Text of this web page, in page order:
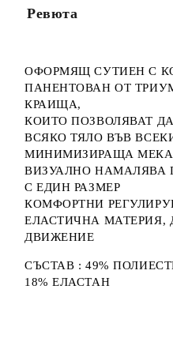
Ревюта
ОФОРМЯЩ СУТИЕН С
ПАНЕНТОВАН ОТ
КРАИЩА,
КОИТО ПОЗВОЛЯВАТ
ВСЯКО ТЯЛО ВЪВ
МИНИМИЗИРАЩА
ВИЗУАЛНО НАМАЛЯВА
С ЕДИН РАЗМЕР
КОМФОРТНИ
ЕЛАСТИЧНА
ДВИЖЕНИЕ
СЪСТАВ : 49%
18% ЕЛАСТАН